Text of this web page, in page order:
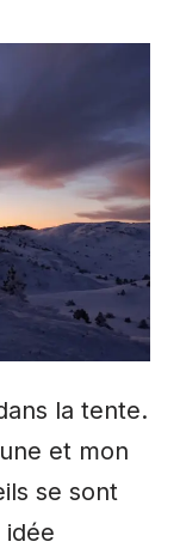
la tente.
et mon
se sont